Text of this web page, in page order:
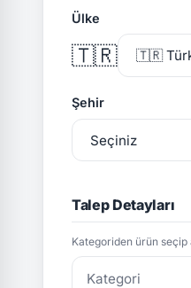
Ülke
🇹🇷
Şehir
Talep Detayları
Kategoriden ürün
Kategori